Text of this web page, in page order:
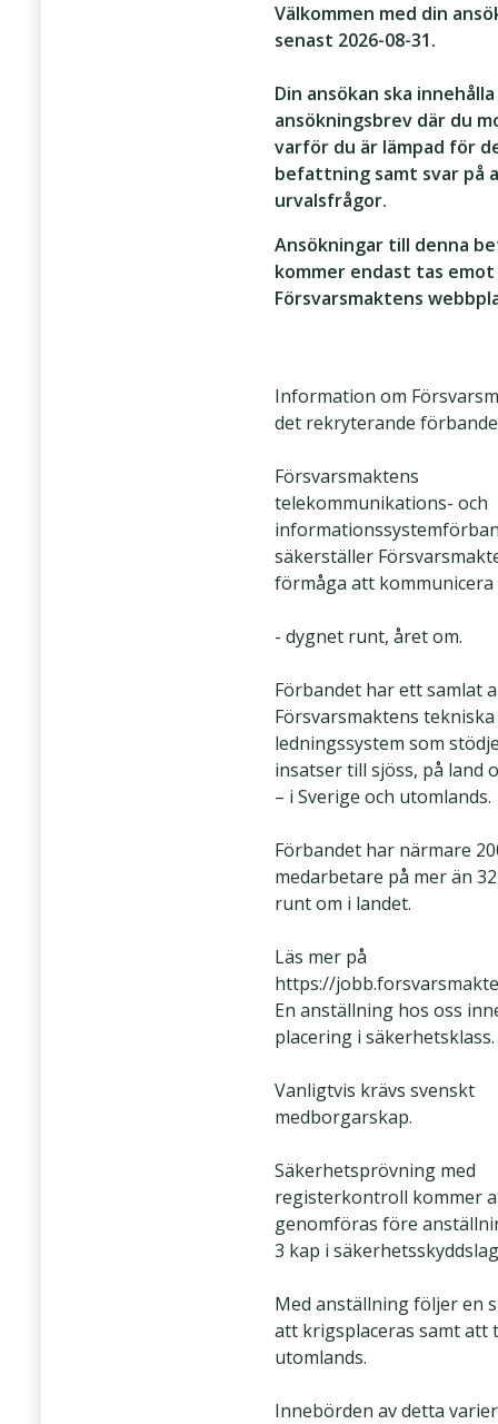
Välkommen med din
senast 2026-08-31.
Din ansökan ska innehålla
ansökningsbrev där du
varför du är lämpad för
befattning samt svar på
urvalsfrågor.
Ansökningar till denna
kommer endast tas emot
Försvarsmaktens
Information om
det rekryterande
Försvarsmaktens
telekommunikations- och
säkerställer
förmåga att kommunicera
- dygnet runt, året om.
Förbandet har ett samlat
Försvarsmaktens tekniska
ledningssystem som
insatser till sjöss, på land
– i Sverige och utomlands.
Förbandet har närmare
medarbetare på mer än
runt om i landet.
Läs mer på
https://
En anställning hos oss
placering i säkerhetsklass.
Vanligtvis krävs svenskt
medborgarskap.
Säkerhetsprövning med
registerkontroll kommer
genomföras före
3 kap i
Med anställning följer en
att krigsplaceras samt att
utomlands.
Innebörden av detta